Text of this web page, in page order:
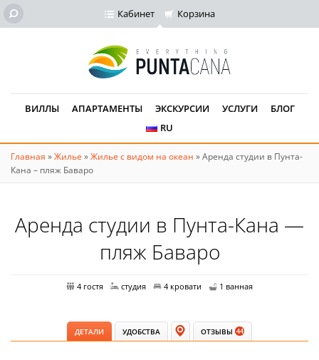
Кабинет Корзина
ВИЛЛЫ АПАРТАМЕНТЫ ЭКСКУРСИИ УСЛУГИ
БЛОГ
RU
Главная »Жилье »Жилье с видом на океан »Аренда студии в Пунта-
Кана – пляж Баваро
Аренда студии в Пунта-Кана —
пляж Баваро
4 гостя студия 4 кровати 1 ванная
ДЕТАЛИ УДОБСТВА ОТЗЫВЫ 44